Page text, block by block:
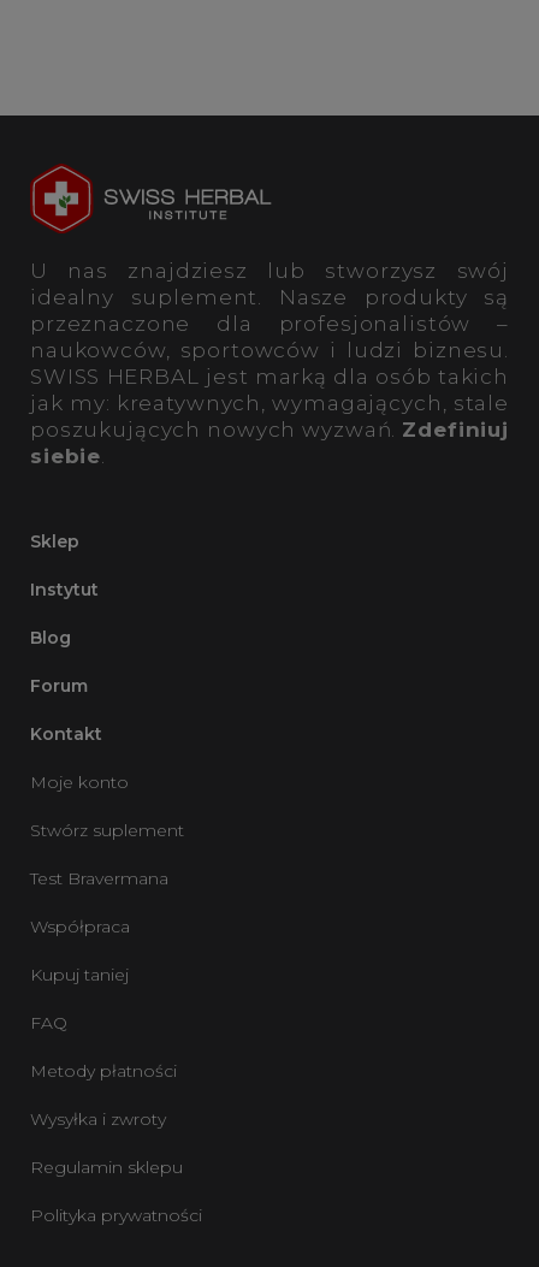
U nas znajdziesz lub stworzysz swój
idealny suplement. Nasze produkty są
przeznaczone dla profesjonalistów –
naukowców, sportowców i ludzi biznesu.
SWISS HERBAL jest marką dla osób takich
jak my: kreatywnych, wymagających, stale
poszukujących nowych wyzwań. Zdefiniuj
siebie
Sklep
Instytut
Blog
Forum
Kontakt
Moje konto
Stwórz suplement
Test Bravermana
Współpraca
Kupuj taniej
FAQ
Metody płatności
Wysyłka i zwroty
Regulamin sklepu
Polityka prywatności